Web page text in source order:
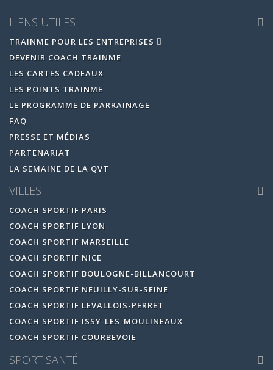
LIENS UTILES
TRAINME POUR LES ENTREPRISES
DEVENIR COACH TRAINME
LES CARTES CADEAUX
LES POINTS TRAINME
LE PROGRAMME DE PARRAINAGE
FAQ
PRESSE ET MÉDIAS
PARTENARIAT
LA SEMAINE DE LA QVT
VILLES
COACH SPORTIF PARIS
COACH SPORTIF LYON
COACH SPORTIF MARSEILLE
COACH SPORTIF NICE
COACH SPORTIF BOULOGNE-BILLANCOURT
COACH SPORTIF NEUILLY-SUR-SEINE
COACH SPORTIF LEVALLOIS-PERRET
COACH SPORTIF ISSY-LES-MOULINEAUX
COACH SPORTIF COURBEVOIE
SPORT SANTÉ